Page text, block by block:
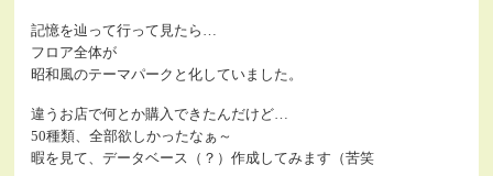
記憶を辿って行って見たら…
フロア全体が
昭和風のテーマパークと化していました。
違うお店で何とか購入できたんだけど…
50種類、全部欲しかったなぁ～
暇を見て、データベース（？）作成してみます（苦笑